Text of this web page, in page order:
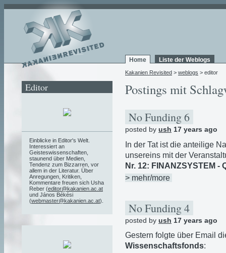
Home Liste der Weblogs
Kakanien Revisited > weblogs > editor
Postings mit
No Funding 6
posted by ush 17 years ago
In der Tat ist die anteilige
unsereins mit der
Nr. 12: FINANZSYSTEM -
> mehr/more
No Funding 4
posted by ush 17 years ago
Gestern folgte über Email
Wissenschaftsfonds:
Editor
Einblicke in Editor's Welt.
Interessiert an
Geisteswissenschaften,
staunend über Medien,
Tendenz zum Bizzarren, vor
allem in der Literatur. Über
Anregungen, Kritiken,
Kommentare freuen sich Usha
Reber (editor@kakanien.ac.at
und János Békési
(webmaster@kakanien.ac.at).